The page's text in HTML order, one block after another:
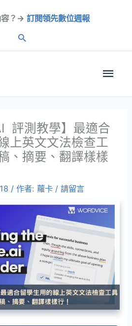
？→ 訂閱領先數位週報
主
單
評測教學】最適合
上英文文法檢查工
、摘要、翻譯樣樣
/ 作者: 蘿卡 /請留言